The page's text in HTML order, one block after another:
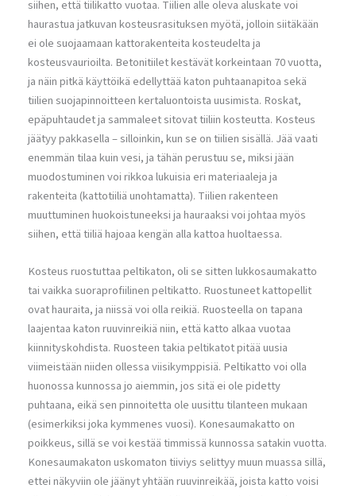
siihen, että tiilikatto vuotaa. Tiilien alle oleva aluskate voi
haurastua jatkuvan kosteusrasituksen myötä, jolloin siitäkään
ei ole suojaamaan kattorakenteita kosteudelta ja
kosteusvaurioilta. Betonitiilet kestävät korkeintaan 70 vuotta,
ja näin pitkä käyttöikä edellyttää katon puhtaanapitoa sekä
tiilien suojapinnoitteen kertaluontoista uusimista. Roskat,
epäpuhtaudet ja sammaleet sitovat tiiliin kosteutta. Kosteus
jäätyy pakkasella – silloinkin, kun se on tiilien sisällä. Jää vaati
enemmän tilaa kuin vesi, ja tähän perustuu se, miksi jään
muodostuminen voi rikkoa lukuisia eri materiaaleja ja
rakenteita (kattotiiliä unohtamatta). Tiilien rakenteen
muuttuminen huokoistuneeksi ja hauraaksi voi johtaa myös
siihen, että tiiliä hajoaa kengän alla kattoa huoltaessa.
Kosteus ruostuttaa peltikaton, oli se sitten lukkosaumakatto
tai vaikka suoraprofiilinen peltikatto. Ruostuneet kattopellit
ovat hauraita, ja niissä voi olla reikiä. Ruosteella on tapana
laajentaa katon ruuvinreikiä niin, että katto alkaa vuotaa
kiinnityskohdista. Ruosteen takia peltikatot pitää uusia
viimeistään niiden ollessa viisikymppisiä. Peltikatto voi olla
huonossa kunnossa jo aiemmin, jos sitä ei ole pidetty
puhtaana, eikä sen pinnoitetta ole uusittu tilanteen mukaan
(esimerkiksi joka kymmenes vuosi). Konesaumakatto on
poikkeus, sillä se voi kestää timmissä kunnossa satakin vuotta.
Konesaumakaton uskomaton tiiviys selittyy muun muassa sillä,
ettei näkyviin ole jäänyt yhtään ruuvinreikää, joista katto voisi